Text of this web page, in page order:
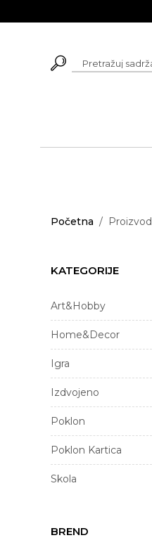
Početna /
KATEGORIJE
Art&Hobby
Home&Decor
Igra
Izdvojeno
Poklon
Poklon Kartica
Skola
BREND